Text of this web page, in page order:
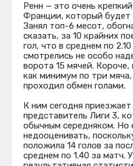
Ренн — это очень
Франции, который будет
Занял топ-6 месот,
сказать, за 10 крайних
гол, что в среднем по
смотрелись не особо
ворота 15 мячей. Короче,
как минимум по три
проходил обмен голами.
К ним сегодня
представитель Лиги 3,
обычным середняком. Но
недооценивать,
положила 14 голов за
среднем по 1.40 за матч.